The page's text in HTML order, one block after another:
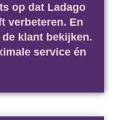
op dat Ladago
verbeteren. En
klant bekijken.
service én